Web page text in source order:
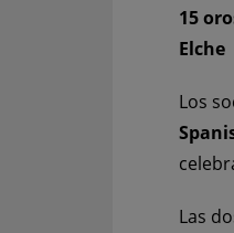
15
Elche
Los
Las